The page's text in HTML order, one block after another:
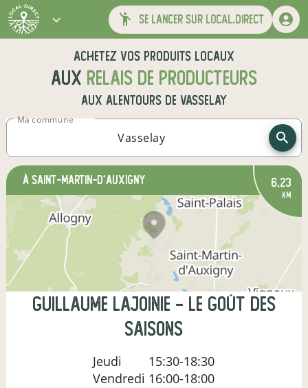
se lancer sur local.direct
Achetez vos produits locaux
aux relais de producteurs
aux alentours de Vasselay
Ma commune
à Saint-Martin-d'Auxigny 6,23
km
Guillaume Lajoinie - Le Goût des
Saisons
Jeudi
15:30-18:30
Vendredi 16:00-18:00